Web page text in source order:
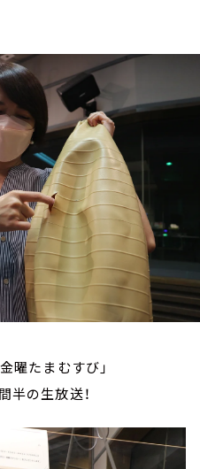
曜たまむすび」
半の生放送！